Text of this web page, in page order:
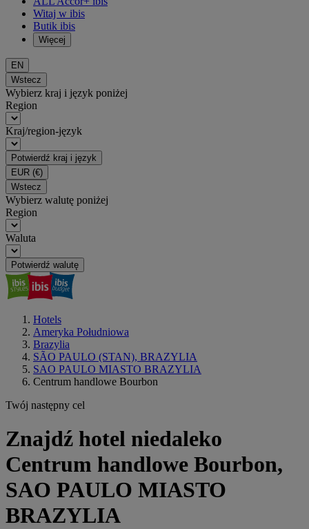
Witaj w ibis
Butik ibis
Więcej
EN
Wstecz
Wybierz kraj i język poniżej
Region
Kraj/region-język
Potwierdź kraj i język
EUR (€)
Wstecz
Wybierz walutę poniżej
Region
Waluta
Potwierdź walutę
Hotels
Ameryka Południowa
Brazylia
SÃO PAULO (STAN), BRAZYLIA
SAO PAULO MIASTO BRAZYLIA
Centrum handlowe Bourbon
Twój następny cel
Znajdź hotel niedaleko
Centrum handlowe Bourbon,
SAO PAULO MIASTO
BRAZYLIA